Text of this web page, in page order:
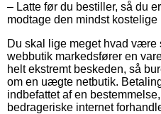
– Latte før du bestiller, så du
modtage den mindst kostelige
Du skal lige meget hvad være
webbutik markedsfører en
helt ekstremt beskeden, så
om en uægte netbutik.
indbefattet af en
bedrageriske internet